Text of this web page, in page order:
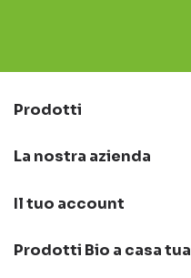
Prodotti
La nostra azienda
Il tuo account
Prodotti Bio a casa tua